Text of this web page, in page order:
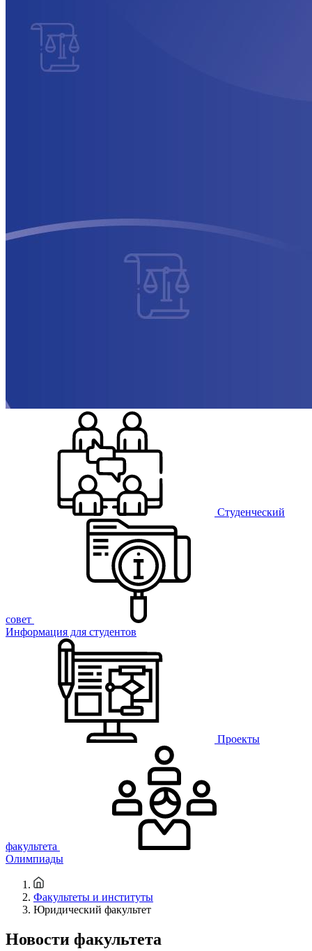
Студенческий
совет
Информация для студентов
Проекты
факультета
Олимпиады
Факультеты и институты
Юридический факультет
Новости факультета